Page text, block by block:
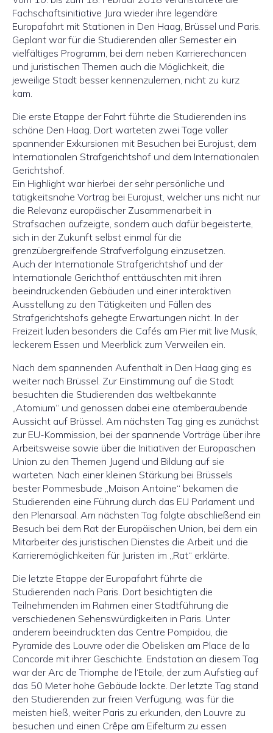
Fachschaftsinitiative Jura wieder ihre legendäre
Europafahrt mit Stationen in Den Haag, Brüssel und Paris.
Geplant war für die Studierenden aller Semester ein
vielfältiges Programm, bei dem neben Karrierechancen
und juristischen Themen auch die Möglichkeit, die
jeweilige Stadt besser kennenzulernen, nicht zu kurz
kam.
Die erste Etappe der Fahrt führte die Studierenden ins
schöne Den Haag. Dort warteten zwei Tage voller
spannender Exkursionen mit Besuchen bei Eurojust, dem
Internationalen Strafgerichtshof und dem Internationalen
Gerichtshof.
Ein Highlight war hierbei der sehr persönliche und
tätigkeitsnahe Vortrag bei Eurojust, welcher uns nicht nur
die Relevanz europäischer Zusammenarbeit in
Strafsachen aufzeigte, sondern auch dafür begeisterte,
sich in der Zukunft selbst einmal für die
grenzübergreifende Strafverfolgung einzusetzen.
Auch der Internationale Strafgerichtshof und der
Internationale Gerichthof enttäuschten mit ihren
beeindruckenden Gebäuden und einer interaktiven
Ausstellung zu den Tätigkeiten und Fällen des
Strafgerichtshofs gehegte Erwartungen nicht. In der
Freizeit luden besonders die Cafés am Pier mit live Musik,
leckerem Essen und Meerblick zum Verweilen ein.
Nach dem spannenden Aufenthalt in Den Haag ging es
weiter nach Brüssel. Zur Einstimmung auf die Stadt
besuchten die Studierenden das weltbekannte
„Atomium“ und genossen dabei eine atemberaubende
Aussicht auf Brüssel. Am nächsten Tag ging es zunächst
zur EU-Kommission, bei der spannende Vorträge über ihre
Arbeitsweise sowie über die Initiativen der Europaschen
Union zu den Themen Jugend und Bildung auf sie
warteten. Nach einer kleinen Stärkung bei Brüssels
bester Pommesbude „Maison Antoine“ bekamen die
Studierenden eine Führung durch das EU Parlament und
den Plenarsaal. Am nächsten Tag folgte abschließend ein
Besuch bei dem Rat der Europäischen Union, bei dem ein
Mitarbeiter des juristischen Dienstes die Arbeit und die
Karrieremöglichkeiten für Juristen im „Rat“ erklärte.
Die letzte Etappe der Europafahrt führte die
Studierenden nach Paris. Dort besichtigten die
Teilnehmenden im Rahmen einer Stadtführung die
verschiedenen Sehenswürdigkeiten in Paris. Unter
anderem beeindruckten das Centre Pompidou, die
Pyramide des Louvre oder die Obelisken am Place de la
Concorde mit ihrer Geschichte. Endstation an diesem Tag
war der Arc de Triomphe de l‘Etoile, der zum Aufstieg auf
das 50 Meter hohe Gebäude lockte. Der letzte Tag stand
den Studierenden zur freien Verfügung, was für die
meisten hieß, weiter Paris zu erkunden, den Louvre zu
besuchen und einen Crêpe am Eifelturm zu essen